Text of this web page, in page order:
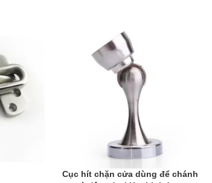
Showroom : 586
Showroom :
Showroom :
Cục hít chặn cửa dùng để chánh